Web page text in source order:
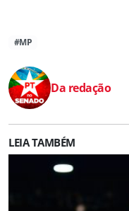
#MP
Da redação
LEIA TAMBÉM